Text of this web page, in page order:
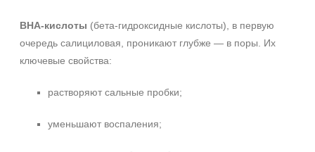
Декольте
Лицо
Шея
Объём
BHA-кислоты (бета-гидроксидные кислоты), в первую
очередь салициловая, проникают глубже — в поры. Их
ключевые свойства:
растворяют сальные пробки;
уменьшают воспаления;